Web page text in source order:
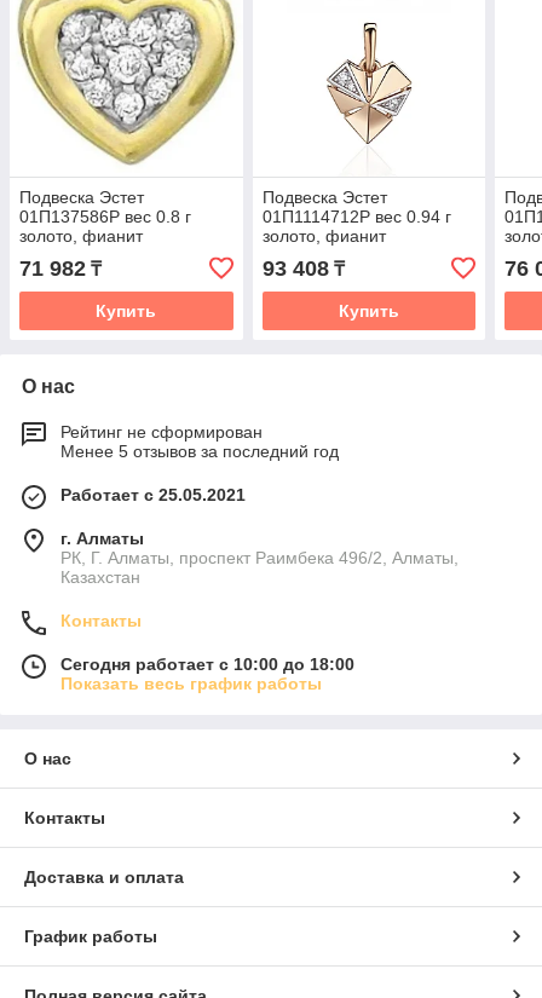
Подвеска Эстет
01П137586Р вес 0.8 г
золото, фианит
71 982 ₸
Купить
Подвеска Эстет
01П1114712Р вес 0.94 г
золото, фианит
93 408₸
Купить
76
О нас
Рейтинг не сформирован
Менее 5 отзывов за последний год
Работает с 25.05.2021
г. Алматы
РК, Г. Алматы, проспект Раимбека 496/2, Алматы,
Казахстан
Контакты
Сегодня работает с 10:00 до 18:00
Показать весь график работы
О нас
Контакты
Доставка и оплата
График работы